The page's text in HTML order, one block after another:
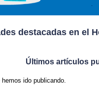
destacadas en el
Últimos artículos
ido publicando.